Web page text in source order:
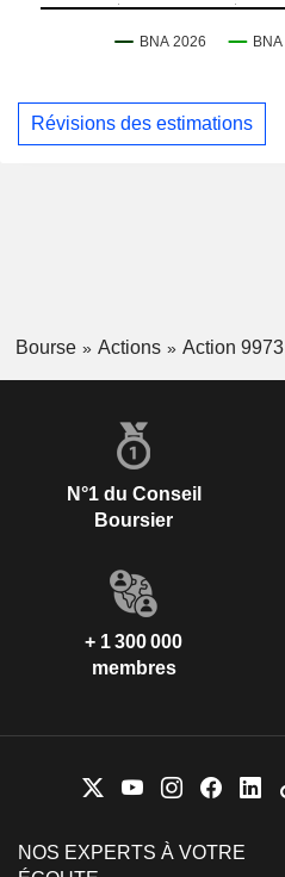
Révisions des estimations
Bourse Actions Action 9973
N°1 du Conseil
Boursier
+ 1 300 000
membres
NOS EXPERTS À VOTRE